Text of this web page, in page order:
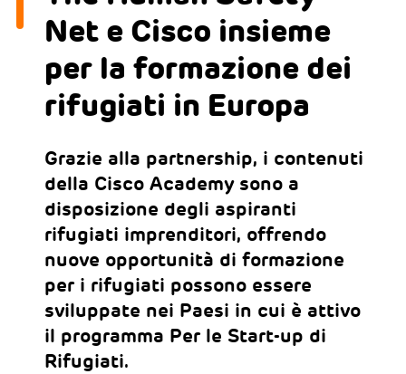
Net e Cisco insieme
per la formazione dei
rifugiati in Europa
Grazie alla partnership, i contenuti
della Cisco Academy sono a
disposizione degli aspiranti
rifugiati imprenditori, offrendo
nuove opportunità di formazione
per i rifugiati possono essere
sviluppate nei Paesi in cui è attivo
il programma Per le Start-up di
Rifugiati.